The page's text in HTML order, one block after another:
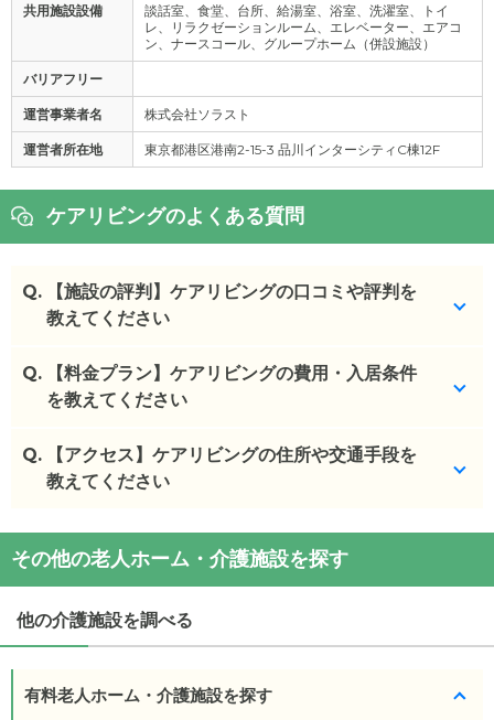
共用施設設備
談話室、食堂、台所、給湯室、浴室、洗濯室、トイ
レ、リラクゼーションルーム、エレベーター、エアコ
ン、ナースコール、グループホーム（併設施設）
バリアフリー
運営事業者名 株式会社ソラスト
運営者所在地 東京都港区港南2-15-3 品川インターシティC棟12F
ケアリビングのよくある質問
Q.
【施設の評判】ケアリビングの口コミや評判を
教えてください
ケアリビングを見学した方の口コミを確認できま
す。
ケアリビング の 口コミ
・施設の方の第１印象がよかったです。
パノラマ写真を見ることができます。
◎ケアスル 介護の3つの特徴
・経験豊富な入居相談員が完全無料で施設探しをサ
入居相談：
0120-579-721 （無料）
Q.
【料金プラン】ケアリビングの費用・入居条件
を教えてください
ケアリビング の入居金・月額料金は次のとおりで
す。
・月額費用が14.2〜26.7万円
・要介護度：自立、要支援1、要支援2、要介護1、要
・認知症：受け入れ可
Q.
【アクセス】ケアリビングの住所や交通手段を
教えてください
ケアリビングの交通アクセス
・住所：東京都葛飾区東新小岩2-25-1
・最寄り駅：小岩駅1.3km
ケアリビングの
交通アクセス
口のコンビニ（ファミリーマート）前バス停 都バス
その他の老人ホーム・介護施設を探す
他の介護施設を調べる
有料老人ホーム・介護施設を探す